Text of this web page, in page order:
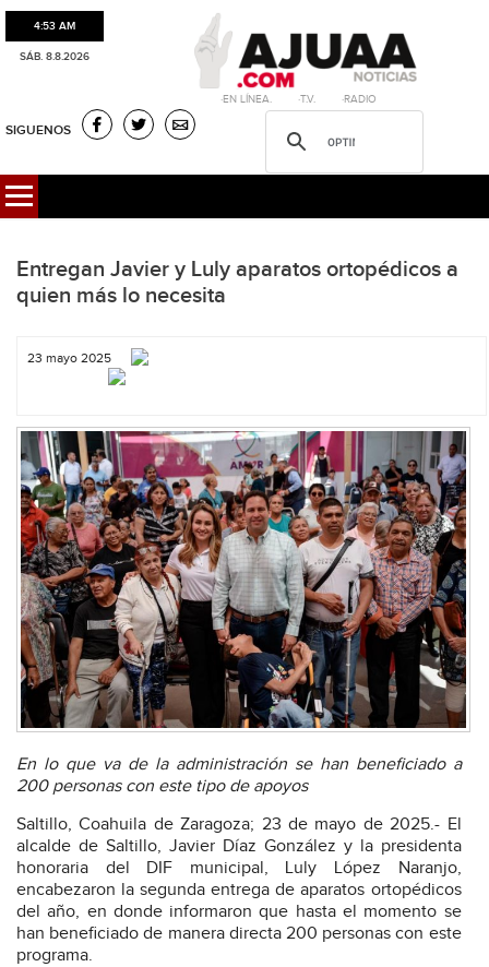
4:53 AM
SÁB. 8.8.2026
·EN LÍNEA. ·T.V. ·RADIO
SIGUENOS
Entregan Javier y Luly aparatos ortopédicos a
quien más lo necesita
23 mayo 2025
En lo que va de la administración se han beneficiado a
200 personas con este tipo de apoyos
Saltillo, Coahuila de Zaragoza; 23 de mayo de 2025.- El
alcalde de Saltillo, Javier Díaz González y la presidenta
honoraria del DIF municipal, Luly López Naranjo,
encabezaron la segunda entrega de aparatos ortopédicos
del año, en donde informaron que hasta el momento se
han beneficiado de manera directa 200 personas con este
programa.